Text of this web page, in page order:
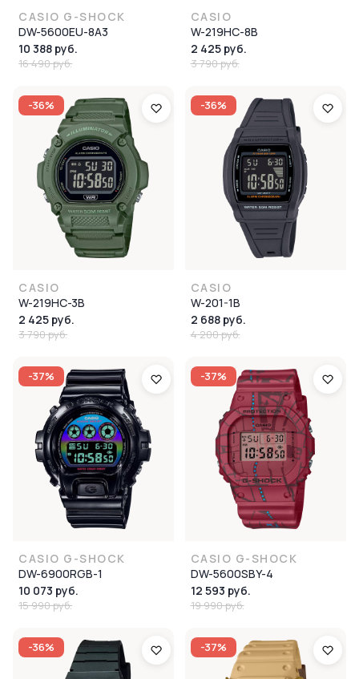
CASIO G-SHOCK
DW-5600EU-8A3
10 388 руб.
16 490 руб.
CASIO
W-219HC-8B
2 425 руб.
3 790 руб.
-36%
CASIO
W-219HC-3B
2 425 руб.
3 790 руб.
-36%
CASIO
W-201-1B
2 688 руб.
4 200 руб.
-37%
CASIO G-SHOCK
DW-6900RGB-1
10 073 руб.
15 990 руб.
-37%
CASIO G-SHOCK
DW-5600SBY-4
12 593 руб.
19 990 руб.
-36% -37%